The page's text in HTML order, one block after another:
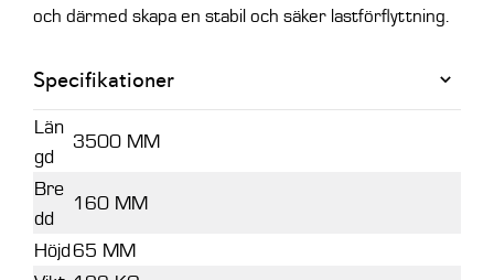
och därmed skapa en stabil och säker lastförflyttning.
Specifikationer
Län
gd
3500 MM
Bre
dd
160 MM
Höjd65 MM